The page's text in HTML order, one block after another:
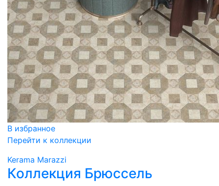
В избранное
Перейти к коллекции
Kerama Marazzi
Коллекция Брюссель